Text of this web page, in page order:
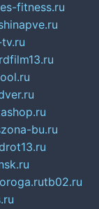
fitness.ru
bu.ru
tb02.ru